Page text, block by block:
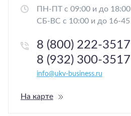
На карте
ПН-ПТ с 09:00 и до 18:00
СБ-ВС с 10:00 и до 16-45
8 (800) 222-3517
8 (932) 300-3517
info@ukv-business.ru